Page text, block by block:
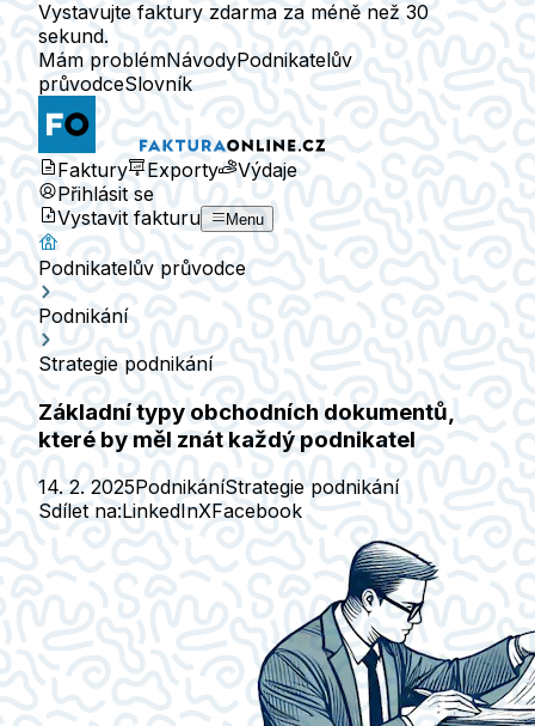
Vystavujte faktury zdarma za méně než 30
sekund.
Mám problémNávodyPodnikatelův
průvodceSlovník
Faktury Exporty
Výdaje
Přihlásit se
Vystavit fakturu
Menu
Podnikatelův průvodce
Podnikání
Strategie podnikání
Základní typy obchodních dokumentů,
které by měl znát každý podnikatel
14. 2. 2025PodnikáníStrategie podnikání
Sdílet na:LinkedInXFacebook